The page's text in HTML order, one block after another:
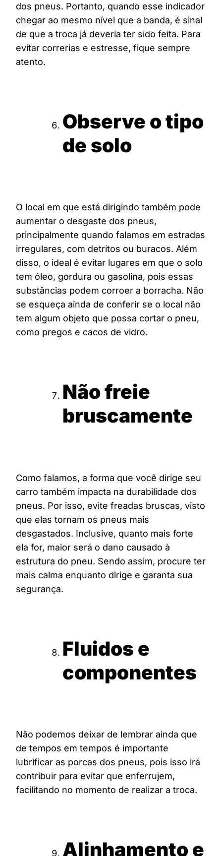
dos pneus. Portanto, quando esse indicador
chegar ao mesmo nível que a banda, é sinal
de que a troca já deveria ter sido feita. Para
evitar correrias e estresse, fique sempre
atento.
Observe o tipo
de solo
O local em que está dirigindo também pode
aumentar o desgaste dos pneus,
principalmente quando falamos em estradas
irregulares, com detritos ou buracos. Além
disso, o ideal é evitar lugares em que o solo
tem óleo, gordura ou gasolina, pois essas
substâncias podem corroer a borracha. Não
se esqueça ainda de conferir se o local não
tem algum objeto que possa cortar o pneu,
como pregos e cacos de vidro.
Não freie
bruscamente
Como falamos, a forma que você dirige seu
carro também impacta na durabilidade dos
pneus. Por isso, evite freadas bruscas, visto
que elas tornam os pneus mais
desgastados. Inclusive, quanto mais forte
ela for, maior será o dano causado à
estrutura do pneu. Sendo assim, procure ter
mais calma enquanto dirige e garanta sua
segurança.
Fluidos e
componentes
Não podemos deixar de lembrar ainda que
de tempos em tempos é importante
lubrificar as porcas dos pneus, pois isso irá
contribuir para evitar que enferrujem,
facilitando no momento de realizar a troca.
Alinhamento e